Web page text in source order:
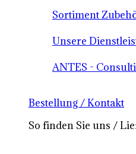
Sortiment
Unsere
ANTES -
Bestellung / Kontakt
So finden Sie uns /